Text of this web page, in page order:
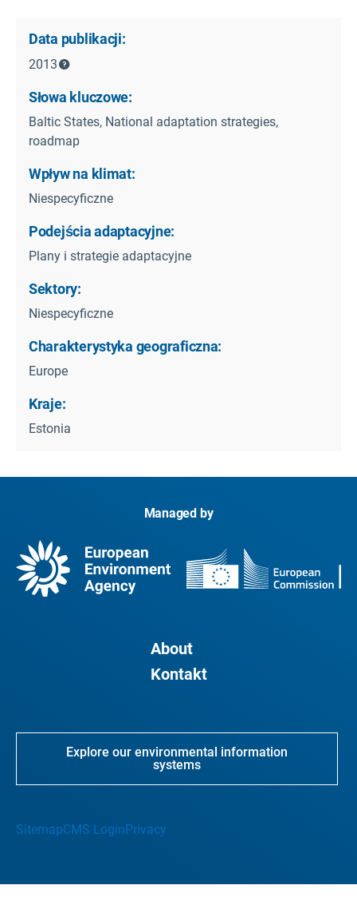
Data publikacji:
2013
Słowa kluczowe:
Baltic States, National adaptation strategies,
roadmap
Wpływ na klimat:
Niespecyficzne
Podejścia adaptacyjne:
Plany i strategie adaptacyjne
Sektory:
Niespecyficzne
Charakterystyka geograficzna:
Europe
Kraje:
Estonia
Managed by
About
Kontakt
Explore our environmental information
systems
SitemapCMS Login Privacy